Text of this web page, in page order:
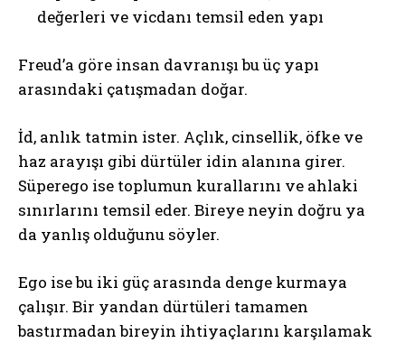
değerleri ve vicdanı temsil eden yapı
Freud’a göre insan davranışı bu üç yapı
arasındaki çatışmadan doğar.
İd, anlık tatmin ister. Açlık, cinsellik, öfke ve
haz arayışı gibi dürtüler idin alanına girer.
Süperego ise toplumun kurallarını ve ahlaki
sınırlarını temsil eder. Bireye neyin doğru ya
da yanlış olduğunu söyler.
Ego ise bu iki güç arasında denge kurmaya
çalışır. Bir yandan dürtüleri tamamen
bastırmadan bireyin ihtiyaçlarını karşılamak